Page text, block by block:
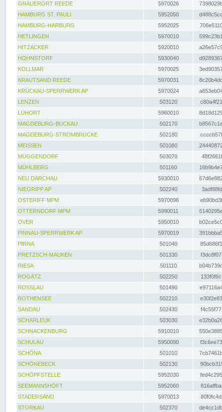
GRAUERORT REEDE
5970026
HAMBURG ST. PAULI
5952050
HAMBURG-HARBURG
5952025
HETLINGEN
5970010
HITZACKER
5920010
HOHNSTORF
5930040
KOLLMAR
5970025
KRAUTSAND REEDE
5970031
KRÜCKAU-SPERRWERK AP
5970024
LENZEN
503120
LÜHORT
5960010
MAGDEBURG-BUCKAU
502170
MAGDEBURG-STROMBRÜCKE
502180
MEISSEN
501080
MÜGGENDORF
503070
MÜHLBERG
501160
NEU DARCHAU
5930010
NIEGRIPP AP
502240
OSTERIFF MPM
5970096
OTTERNDORF MPM
5990011
OVER
5950010
PINNAU-SPERRWERK AP
5970019
PIRNA
501040
PRETZSCH-MAUKEN
501330
RIESA
501110
ROGÄTZ
502250
ROSSLAU
501490
ROTHENSEE
502210
SANDAU
502430
SCHARLEUK
503030
SCHNACKENBURG
5910010
SCHULAU
5950090
SCHÖNA
501010
SCHÖNEBECK
502130
SCHÖPFSTELLE
5952030
SEEMANNSHÖFT
5952060
STADERSAND
5970013
STORKAU
502370